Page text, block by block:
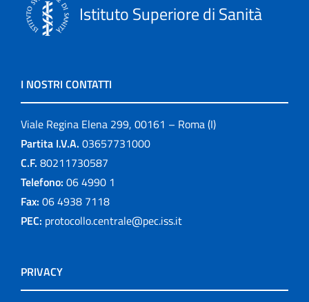
Istituto Superiore di Sanità
I NOSTRI CONTATTI
Viale Regina Elena 299, 00161 – Roma (I)
Partita I.V.A. 03657731000
C.F. 80211730587
Telefono: 06 4990 1
Fax: 06 4938 7118
PEC: protocollo.centrale@pec.iss.it
PRIVACY